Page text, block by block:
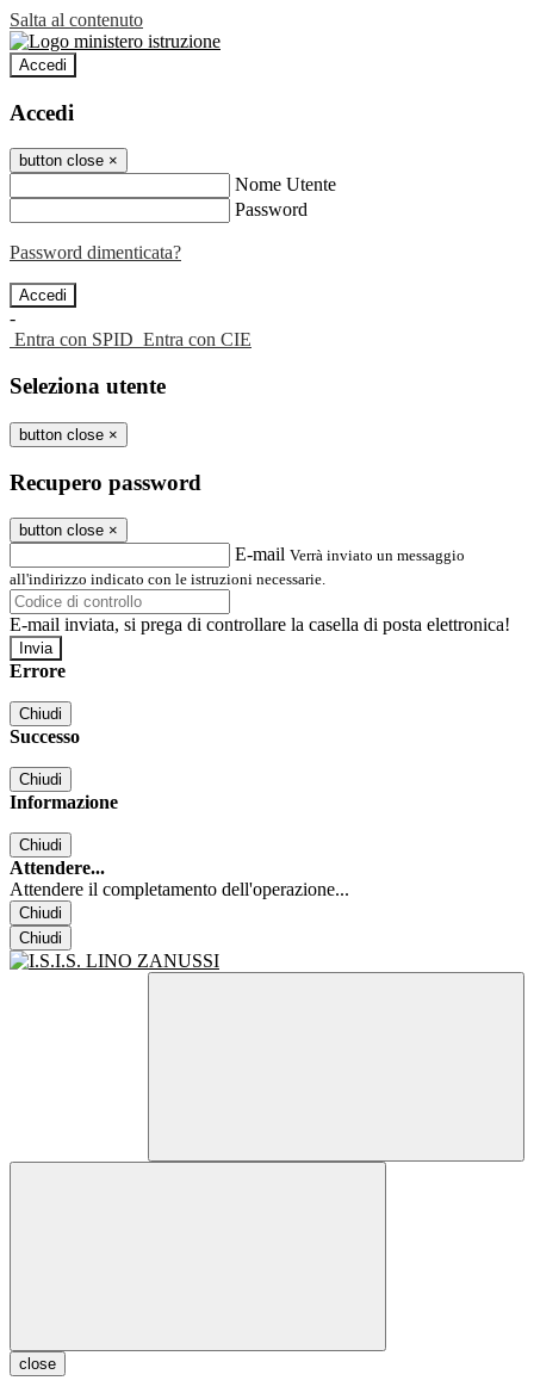
Salta al contenuto
Accedi
Accedi
button close ×
Nome Utente
Password
Password dimenticata?
-
Entra con SPID Entra con CIE
Seleziona utente
button close ×
Recupero password
button close ×
E-mail Verrà inviato un messaggio
all'indirizzo indicato con le istruzioni necessarie.
E-mail inviata, si prega di controllare la casella di posta elettronica!
Errore
Chiudi
Successo
Chiudi
Informazione
Chiudi
Attendere...
Attendere il completamento dell'operazione...
Chiudi
Chiudi
close